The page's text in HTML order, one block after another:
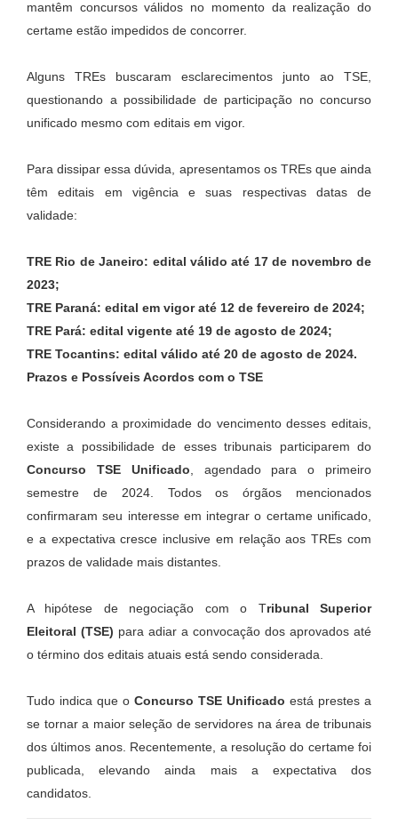
mantêm concursos válidos no momento da realização do
certame estão impedidos de concorrer.
Alguns TREs buscaram esclarecimentos junto ao TSE,
questionando a possibilidade de participação no concurso
unificado mesmo com editais em vigor.
Para dissipar essa dúvida, apresentamos os TREs que ainda
têm editais em vigência e suas respectivas datas de
validade:
TRE Rio de Janeiro: edital válido até 17 de novembro de
2023;
TRE Paraná: edital em vigor até 12 de fevereiro de 2024;
TRE Pará: edital vigente até 19 de agosto de 2024;
TRE Tocantins: edital válido até 20 de agosto de 2024.
Prazos e Possíveis Acordos com o TSE
Considerando a proximidade do vencimento desses editais,
existe a possibilidade de esses tribunais participarem do
Concurso TSE Unificado , agendado para o primeiro
semestre de 2024. Todos os órgãos mencionados
confirmaram seu interesse em integrar o certame unificado,
e a expectativa cresce inclusive em relação aos TREs com
prazos de validade mais distantes.
A hipótese de negociação com o Tribunal Superior
Eleitoral (TSE) para adiar a convocação dos aprovados até
o término dos editais atuais está sendo considerada.
Tudo indica que o Concurso TSE Unificado está prestes a
se tornar a maior seleção de servidores na área de tribunais
dos últimos anos. Recentemente, a resolução do certame foi
publicada, elevando ainda mais a expectativa dos
candidatos.